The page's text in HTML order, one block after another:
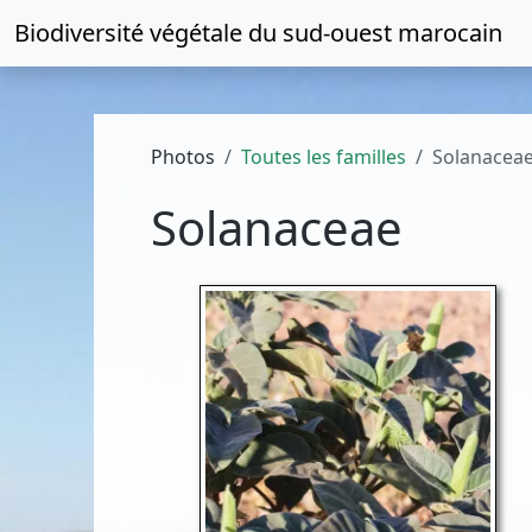
Biodiversité végétale du sud-ouest marocain
Photos Toutes les familles
Solanaceae